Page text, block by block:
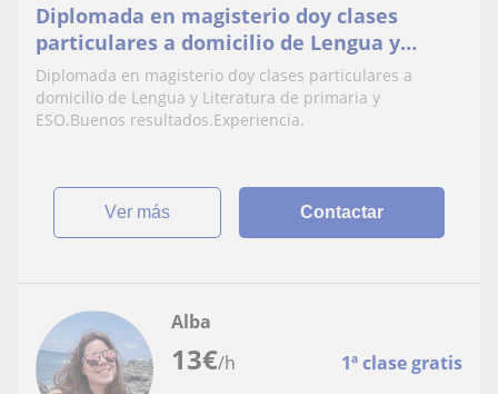
Diplomada en magisterio doy clases
particulares a domicilio de Lengua y
Literatura de primaria y ESO.Buenos
resultados.Experiencia
Diplomada en magisterio doy clases particulares a
domicilio de Lengua y Literatura de primaria y
ESO.Buenos resultados.Experiencia.
ver más Contactar
13€/h 1ª clase gratis
Alba